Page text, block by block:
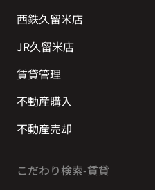
西鉄久留米店
JR久留米店
賃貸管理
不動産購入
不動産売却
こだわり検索-賃貸